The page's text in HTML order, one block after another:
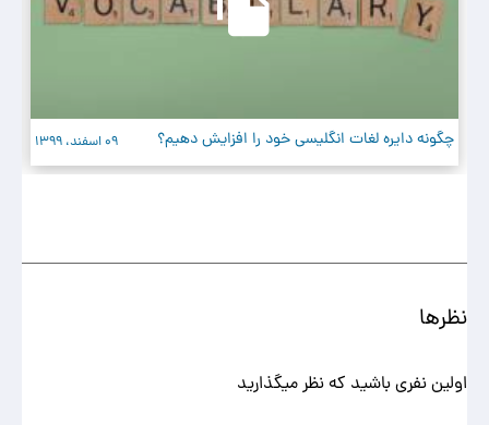
چگونه دایره لغات انگلیسی خود را افزایش دهیم؟ 09 اسفند، 1399
نظرها
اولین نفری باشید که نظر میگذارید